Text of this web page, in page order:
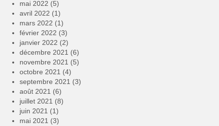
mai 2022 (5)
avril 2022 (1)
mars 2022 (1)
février 2022 (3)
janvier 2022 (2)
décembre 2021 (6)
novembre 2021 (5)
octobre 2021 (4)
septembre 2021 (3)
août 2021 (6)
juillet 2021 (8)
juin 2021 (1)
mai 2021 (3)